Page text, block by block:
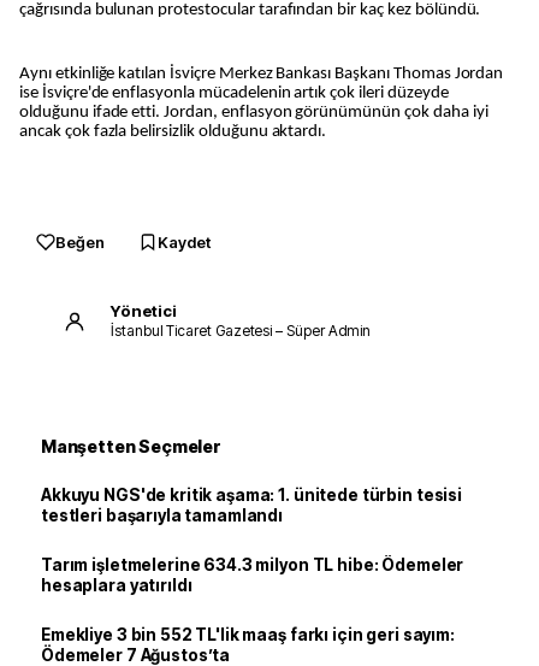
çağrısında bulunan protestocular tarafından bir kaç kez bölündü.
Aynı etkinliğe katılan İsviçre Merkez Bankası Başkanı Thomas Jordan
ise İsviçre'de enflasyonla mücadelenin artık çok ileri düzeyde
olduğunu ifade etti. Jordan, enflasyon görünümünün çok daha iyi
ancak çok fazla belirsizlik olduğunu aktardı.
Beğen Kaydet
Yönetici
İstanbul Ticaret Gazetesi – Süper Admin
Manşetten Seçmeler
Akkuyu NGS'de kritik aşama: 1. ünitede türbin tesisi
testleri başarıyla tamamlandı
Tarım işletmelerine 634.3 milyon TL hibe: Ödemeler
hesaplara yatırıldı
Emekliye 3 bin 552 TL'lik maaş farkı için geri sayım:
Ödemeler 7 Ağustos’ta